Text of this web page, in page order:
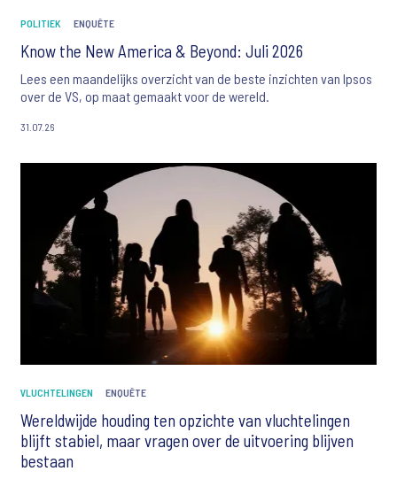
POLITIEK ENQUÊTE
Know the New America & Beyond: Juli 2026
Lees een maandelijks overzicht van de beste inzichten van Ipsos
over de VS, op maat gemaakt voor de wereld.
31.07.26
VLUCHTELINGEN ENQUÊTE
Wereldwijde houding ten opzichte van vluchtelingen
blijft stabiel, maar vragen over de uitvoering blijven
bestaan